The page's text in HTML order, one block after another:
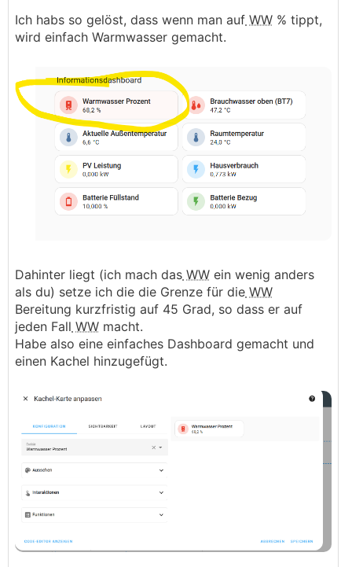
Ich habs so gelöst, dass wenn man auf WW % tippt,
wird einfach Warmwasser gemacht.
Dahinter liegt (ich mach das WW ein wenig anders
als du) setze ich die die Grenze für die WW
Bereitung kurzfristig auf 45 Grad, so dass er auf
jeden Fall WW macht.
Habe also eine einfaches Dashboard gemacht und
einen Kachel hinzugefügt.